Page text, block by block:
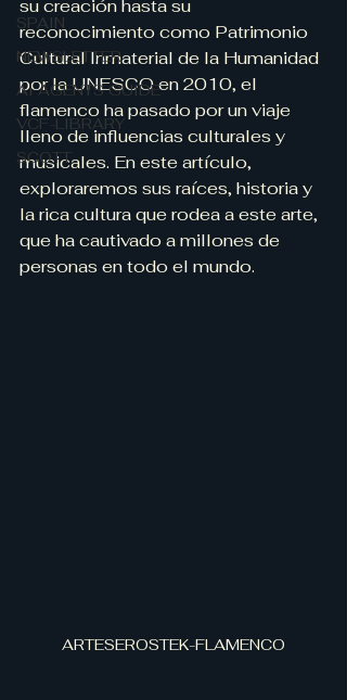
SPAIN
NEWSLETTER
AI AGENTS GUIDE
VCF-LIBRARY
SCOTT
su creación hasta su
reconocimiento como Patrimonio
Cultural Inmaterial de la Humanidad
por la UNESCO en 2010, el
flamenco ha pasado por un viaje
lleno de influencias culturales y
musicales. En este artículo,
exploraremos sus raíces, historia y
la rica cultura que rodea a este arte,
que ha cautivado a millones de
personas en todo el mundo.
ARTESEROSTEK-FLAMENCO